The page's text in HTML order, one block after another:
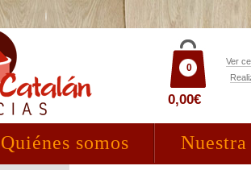
0,00€
0
Ver
Quiénes somos